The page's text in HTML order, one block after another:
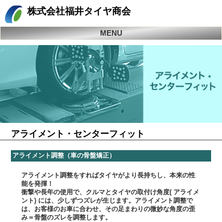
株式会社福井タイヤ商会
MENU
アライメント・センターフィット
アライメント調整（車の骨盤矯正）
アライメント調整をすればタイヤがより長持ちし、本来の性
能を発揮！
衝撃や長年の使用で、クルマとタイヤの取付け角度( アライメ
ント) には、少しずつズレが生じます。アライメント調整で
は、お客様のお車に合わせ、その足まわりの微妙な角度の歪
み＝骨盤のズレを調整します。